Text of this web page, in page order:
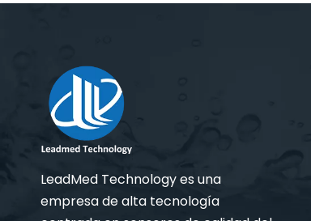
LeadMed Technology es una
empresa de alta tecnología